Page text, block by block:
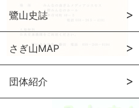
鷺山史誌
さぎ山MAP
団体紹介